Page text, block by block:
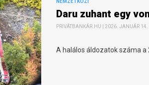
NEMZETKÖZI
Daru zuhant egy
PRIVÁTBANKÁR.HU | 2026. JANUÁR
A halálos áldozatok száma a